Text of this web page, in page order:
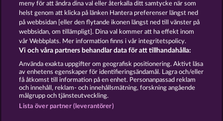
Användarvillkor Sekretesspolicy Avtryck
Om Företaget FAQ Facebook
Skicka in en begäran om att ångra köpet
meny för att ändra dina val eller återkalla ditt samtycke när som
helst genom att klicka på länken Hantera preferenser längst ned
på webbsidan [eller den flytande ikonen längst ned till vänster på
webbsidan, om tillämpligt]. Dina val kommer att ha effekt inom
vår Webbplats. Mer information finns i vår integritetspolicy.
Vi och våra partners behandlar data för att tillhandahålla:
Använda exakta uppgifter om geografisk positionering. Aktivt läsa
av enhetens egenskaper för identifieringsändamål. Lagra och/eller
få åtkomst till information på en enhet. Personanpassad reklam
och innehåll, reklam- och innehållsmätning, forskning angående
målgrupp och tjänsteutveckling.
Lista över partner (leverantörer)